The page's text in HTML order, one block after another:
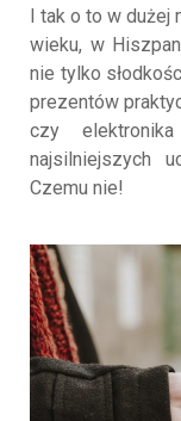
I tak o to w dużej
wieku, w
nie tylko
prezentów
czy
najsilniejszych
Czemu nie!